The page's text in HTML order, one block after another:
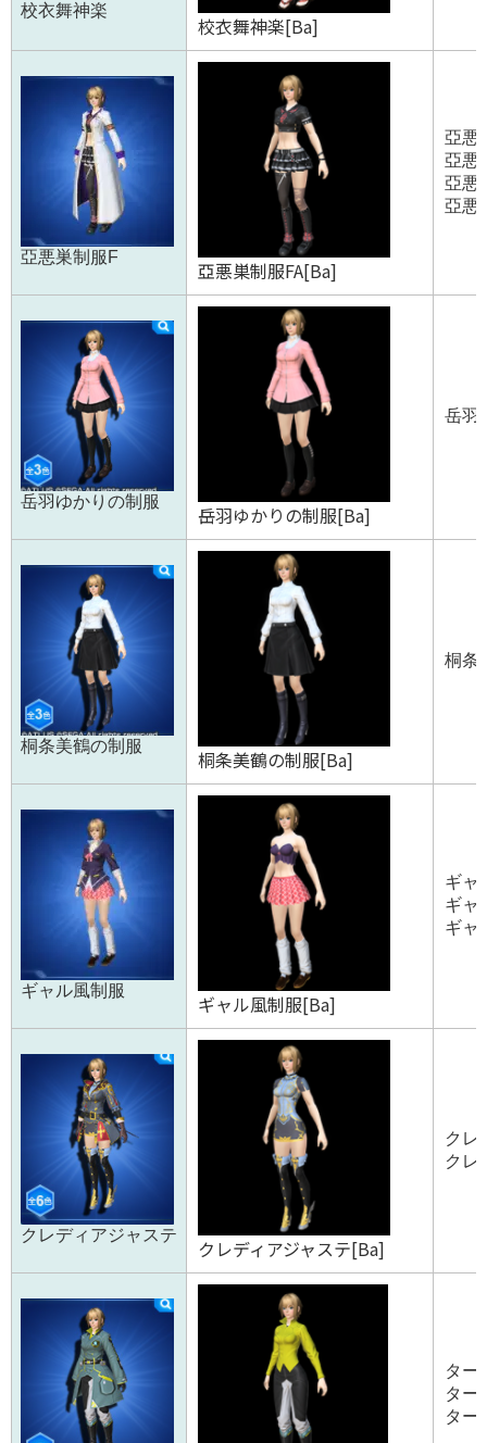
校衣舞神楽
校衣舞神楽[Ba]
亞悪巣制服F
亞悪巣制服FA[Ba]
亞悪
亞悪
亞悪
亞悪
岳羽ゆかりの制服
岳羽ゆかりの制服[Ba]
岳羽
桐条美鶴の制服
桐条美鶴の制服[Ba]
桐条
ギャル風制服
ギャル風制服[Ba]
ギャ
ギャ
ギャ
クレディアジャステ
クレディアジャステ[Ba]
クレ
クレ
ター
ター
ター